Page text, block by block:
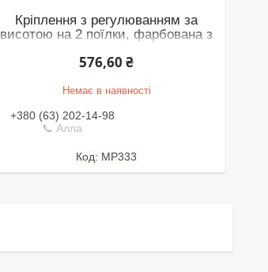
Кріплення з регулюванням за
висотою на 2 поїлки, фарбована з
576,60 ₴
Немає в наявності
+380 (63) 202-14-98
📞 Алла
MP333